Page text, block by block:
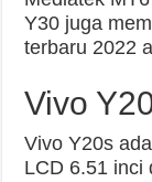
Y30 juga
terbaru 2022
Vivo
Vivo Y20s
LCD 6.51 inci